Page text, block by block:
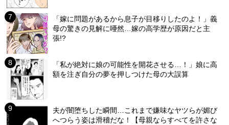
「嫁に問題があるから息子が目移りしたのよ！」義
母の驚きの見解に唖然…嫁の高学歴が原因だと主
張!?
「私が絶対に娘の可能性を開花させる…！」娘に高
額を注ぎ自分の夢を押しつけた母の大誤算
夫が闇堕ちした瞬間…これまで嫌味なヤツらが媚び
へつらう姿は滑稽だな！【母親ならすべてを許さな